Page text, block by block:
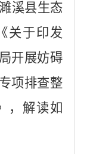
溪县生态
关于印发
开展妨碍
项排查整
，解读如